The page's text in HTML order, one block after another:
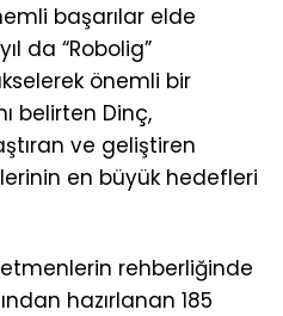
başarılar elde
da “Robolig”
önemli bir
belirten Dinç,
ve geliştiren
en büyük hedefleri
rehberliğinde
hazırlanan 185